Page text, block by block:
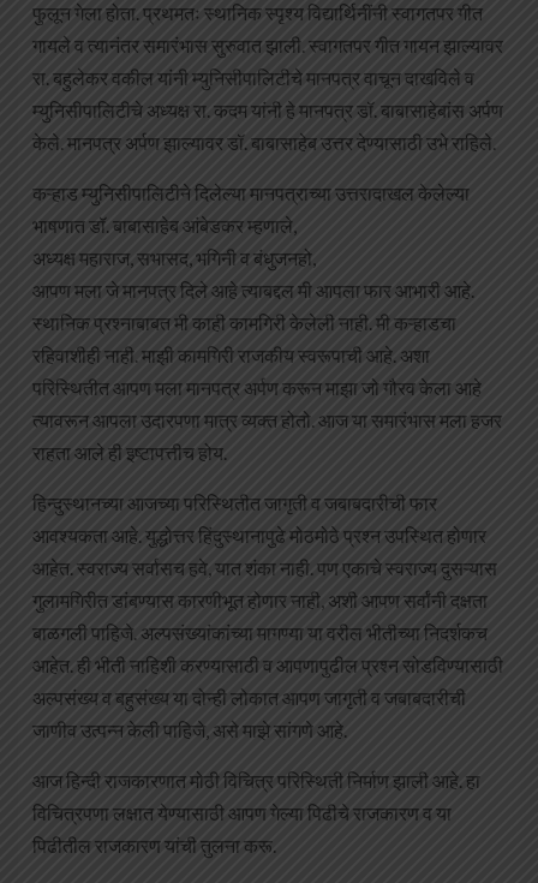
फुलून गेला होता. प्रथमतः स्थानिक स्पृश्य विद्यार्थिनींनी स्वागतपर गीत
गायले व त्यानंतर समारंभास सुरुवात झाली. स्वागतपर गीत गायन झाल्यावर
रा. बहुलेकर वकील यांनी म्युनिसीपालिटीचे मानपत्र वाचून दाखविले व
म्युनिसीपालिटीचे अध्यक्ष रा. कदम यांनी हे मानपत्र डॉ. बाबासाहेबांस अर्पण
केले. मानपत्र अर्पण झाल्यावर डॉ. बाबासाहेब उत्तर देण्यासाठी उभे राहिले.
कऱ्हाड म्युनिसीपालिटीने दिलेल्या मानपत्राच्या उत्तरादाखल केलेल्या
भाषणात डॉ. बाबासाहेब आंबेडकर म्हणाले,
अध्यक्ष महाराज, सभासद, भगिनी व बंधुजनहो,
आपण मला जे मानपत्र दिले आहे त्याबद्दल मी आपला फार आभारी आहे.
स्थानिक प्रश्नाबाबत मी काही कामगिरी केलेली नाही. मी कऱ्हाडचा
रहिवाशीही नाही. माझी कामगिरी राजकीय स्वरूपाची आहे. अशा
परिस्थितीत आपण मला मानपत्र अर्पण करून माझा जो गौरव केला आहे
त्यावरून आपला उदारपणा मात्र व्यक्त होतो. आज या समारंभास मला हजर
राहता आले ही इष्टापत्तीच होय.
हिन्दुस्थानच्या आजच्या परिस्थितीत जागृती व जबाबदारीची फार
आवश्यकता आहे. युद्धोत्तर हिंदुस्थानापुढे मोठमोठे प्रश्न उपस्थित होणार
आहेत. स्वराज्य सर्वासच हवे, यात शंका नाही. पण एकाचे स्वराज्य दुसऱ्यास
गुलामगिरीत डांबण्यास कारणीभूत होणार नाही, अशी आपण सर्वांनी दक्षता
बाळगली पाहिजे. अल्पसंख्यांकांच्या मागण्या या वरील भीतीच्या निदर्शकच
आहेत. ही भीती नाहिशी करण्यासाठी व आपणापुढील प्रश्न सोडविण्यासाठी
अल्पसंख्य व बहुसंख्य या दोन्ही लोकात आपण जागृती व जबाबदारीची
जाणीव उत्पन्न केली पाहिजे, असे माझे सांगणे आहे.
आज हिन्दी राजकारणात मोठी विचित्र परिस्थिती निर्माण झाली आहे. हा
विचित्रपणा लक्षात येण्यासाठी आपण गेल्या पिढीचे राजकारण व या
पिढीतील राजकारण यांची तुलना करू.